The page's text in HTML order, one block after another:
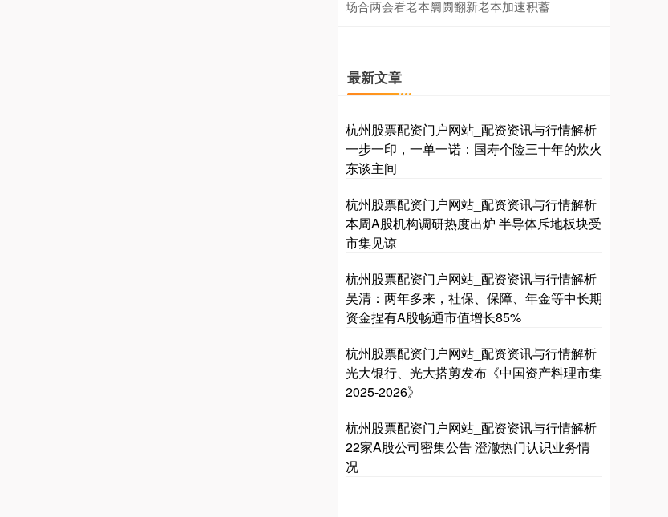
场合两会看老本阛阓翻新老本加速积蓄
最新文章
杭州股票配资门户网站_配资资讯与行情解析
一步一印，一单一诺：国寿个险三十年的炊火
东谈主间
杭州股票配资门户网站_配资资讯与行情解析
本周A股机构调研热度出炉 半导体斥地板块受
市集见谅
杭州股票配资门户网站_配资资讯与行情解析
吴清：两年多来，社保、保障、年金等中长期
资金捏有A股畅通市值增长85%
杭州股票配资门户网站_配资资讯与行情解析
光大银行、光大搭剪发布《中国资产料理市集
2025-2026》
杭州股票配资门户网站_配资资讯与行情解析
22家A股公司密集公告 澄澈热门认识业务情
况